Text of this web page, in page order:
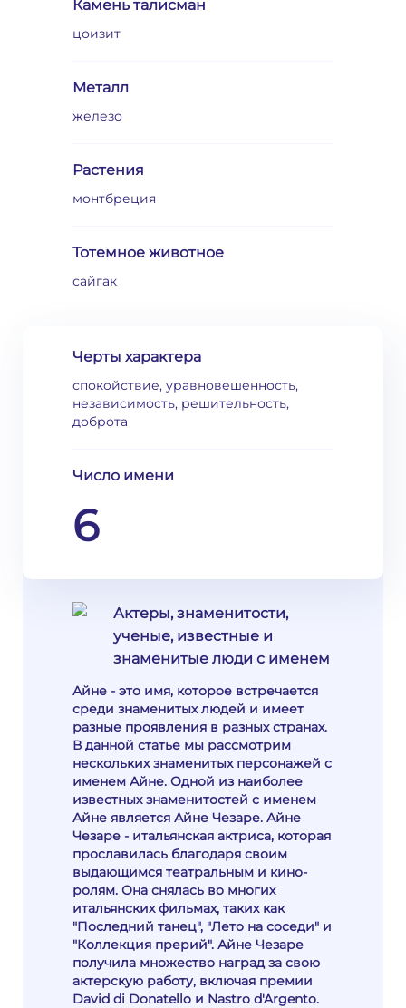
Камень талисман
цоизит
Металл
железо
Растения
монтбреция
Тотемное животное
сайгак
Черты характера
спокойствие, уравновешенность,
независимость, решительность,
доброта
Число имени
6
Актеры, знаменитости,
ученые, известные и
знаменитые люди с именем
Айне - это имя, которое встречается
среди знаменитых людей и имеет
разные проявления в разных странах.
В данной статье мы рассмотрим
нескольких знаменитых персонажей с
именем Айне. Одной из наиболее
известных знаменитостей с именем
Айне является Айне Чезаре. Айне
Чезаре - итальянская актриса, которая
прославилась благодаря своим
выдающимся театральным и кино-
ролям. Она снялась во многих
итальянских фильмах, таких как
"Последний танец", "Лето на соседи" и
"Коллекция прерий". Айне Чезаре
получила множество наград за свою
актерскую работу, включая премии
David di Donatello и Nastro d'Argento.